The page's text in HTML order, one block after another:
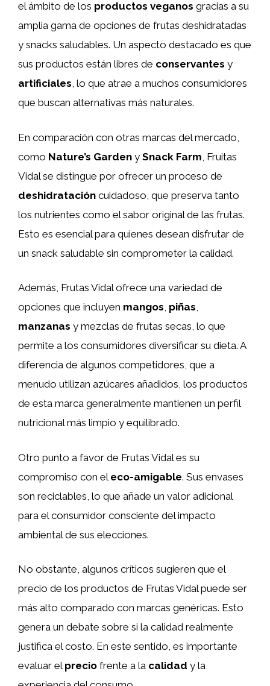
el ámbito de los productos veganos gracias a su
amplia gama de opciones de frutas deshidratadas
y snacks saludables. Un aspecto destacado es que
sus productos están libres de conservantes y
artificiales, lo que atrae a muchos consumidores
que buscan alternativas más naturales.
En comparación con otras marcas del mercado,
como Nature’s Garden y Snack Farm , Fruitas
Vidal se distingue por ofrecer un proceso de
deshidratación cuidadoso, que preserva tanto
los nutrientes como el sabor original de las frutas.
Esto es esencial para quienes desean disfrutar de
un snack saludable sin comprometer la calidad.
Además, Frutas Vidal ofrece una variedad de
opciones que incluyen mangos, piñas,
manzanas y mezclas de frutas secas, lo que
permite a los consumidores diversificar su dieta. A
diferencia de algunos competidores, que a
menudo utilizan azúcares añadidos, los productos
de esta marca generalmente mantienen un perfil
nutricional más limpio y equilibrado.
Otro punto a favor de Frutas Vidal es su
compromiso con el eco-amigable. Sus envases
son reciclables, lo que añade un valor adicional
para el consumidor consciente del impacto
ambiental de sus elecciones.
No obstante, algunos críticos sugieren que el
precio de los productos de Frutas Vidal puede ser
más alto comparado con marcas genéricas. Esto
genera un debate sobre si la calidad realmente
justifica el costo. En este sentido, es importante
evaluar el precio frente a la calidad y la